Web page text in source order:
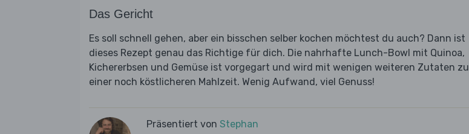
Das Gericht
Es soll schnell gehen, aber ein bisschen selber kochen möchtest du auch? Dann ist
dieses Rezept genau das Richtige für dich. Die nahrhafte Lunch-Bowl mit Quinoa,
Kichererbsen und Gemüse ist vorgegart und wird mit wenigen weiteren Zutaten zu
einer noch köstlicheren Mahlzeit. Wenig Aufwand, viel Genuss!
Präsentiert von Stephan